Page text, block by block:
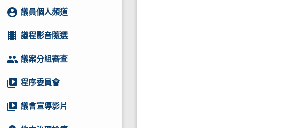
account_circle 議員個人頻道
local_movies 議程影音隨選
group 議案分組審查
video_library 程序委員會
video_library 議會宣導影片